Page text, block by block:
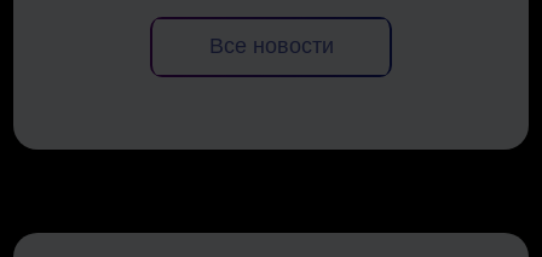
Все новости